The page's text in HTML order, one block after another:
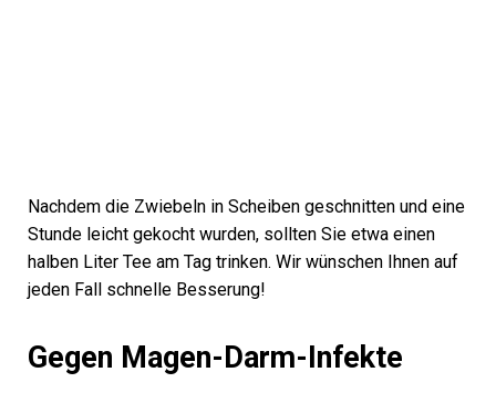
Nachdem die Zwiebeln in Scheiben geschnitten und eine
Stunde leicht gekocht wurden, sollten Sie etwa einen
halben Liter Tee am Tag trinken. Wir wünschen Ihnen auf
jeden Fall schnelle Besserung!
Gegen Magen-Darm-Infekte